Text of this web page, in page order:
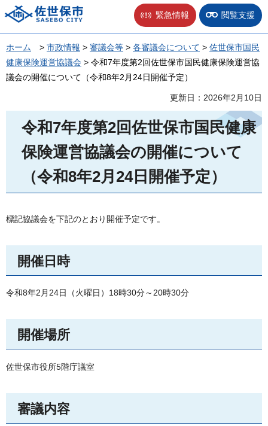
佐世保市 緊急情報 閲覧支援
ホーム > 市政情報 > 審議会等 > 各審議会について > 佐世保市国民
健康保険運営協議会 > 令和7年度第2回佐世保市国民健康保険運営協
議会の開催について（令和8年2月24日開催予定）
更新日：2026年2月10日
令和7年度第2回佐世保市国民健康
保険運営協議会の開催について
（令和8年2月24日開催予定）
標記協議会を下記のとおり開催予定です。
開催日時
令和8年2月24日（火曜日）18時30分～20時30分
開催場所
佐世保市役所5階庁議室
審議内容